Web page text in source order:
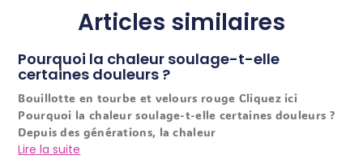
Articles similaires
Pourquoi la chaleur soulage-t-elle
certaines douleurs ?
Bouillotte en tourbe et velours rouge Cliquez ici
Pourquoi la chaleur soulage-t-elle certaines douleurs ?
Depuis des générations, la chaleur
Lire la suite